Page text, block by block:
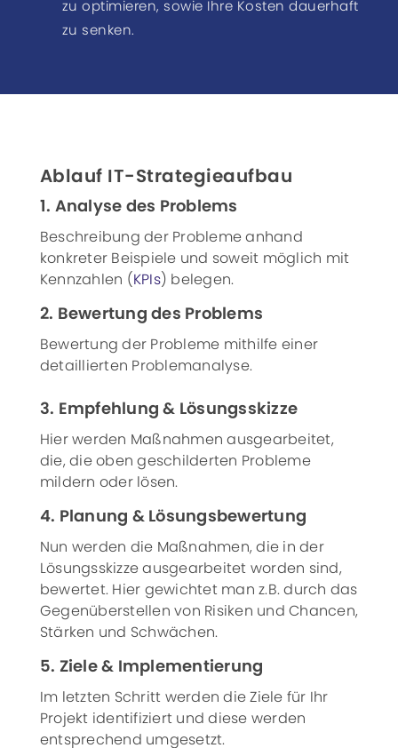
zu optimieren, sowie Ihre Kosten dauerhaft
zu senken.
Ablauf IT-Strategieaufbau
1. Analyse des Problems
Beschreibung der Probleme anhand
konkreter Beispiele und soweit möglich mit
Kennzahlen ( KPIs) belegen.
2. Bewertung des Problems
Bewertung der Probleme mithilfe einer
detaillierten Problemanalyse.
3. Empfehlung & Lösungsskizze
Hier werden Maßnahmen ausgearbeitet,
die, die oben geschilderten Probleme
mildern oder lösen.
4. Planung & Lösungsbewertung
Nun werden die Maßnahmen, die in der
Lösungsskizze ausgearbeitet worden sind,
bewertet. Hier gewichtet man z.B. durch das
Gegenüberstellen von Risiken und Chancen,
Stärken und Schwächen.
5. Ziele & Implementierung
Im letzten Schritt werden die Ziele für Ihr
Projekt identifiziert und diese werden
entsprechend umgesetzt.